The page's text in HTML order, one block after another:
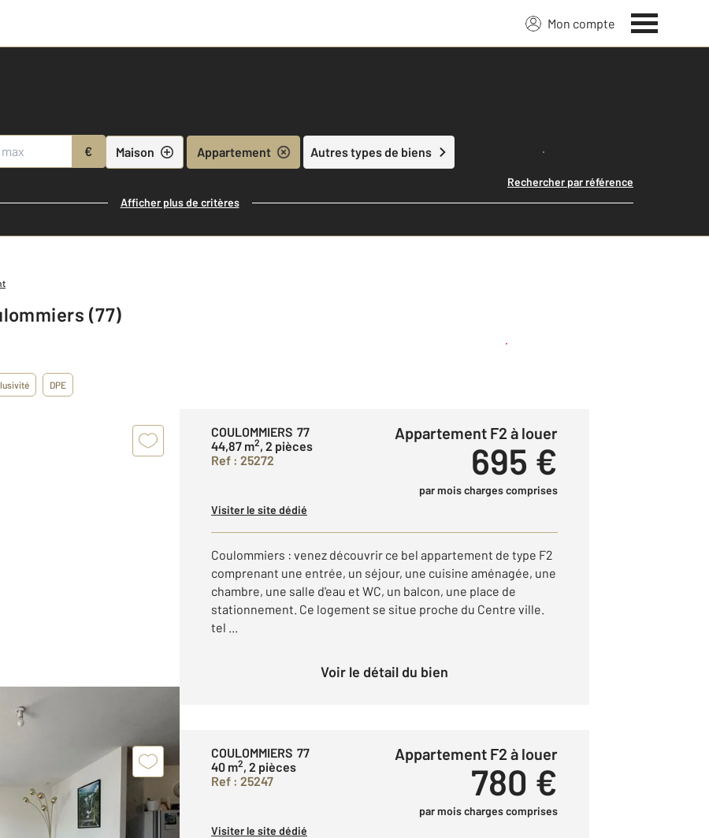
Mon compte
€ Maison Appartement Autres types de biens Lancer ma recherche
Rechercher par référence
Afficher plus de critères
(77)
Créer une alerte
DPE
COULOMMIERS 77
44,87 m2, 2 pièces
Ref : 25272
Appartement F2 à louer
695 €
par mois charges comprises
Visiter le site dédié
Coulommiers : venez découvrir ce bel appartement de type F2
comprenant une entrée, un séjour, une cuisine aménagée, une
chambre, une salle d'eau et WC, un balcon, une place de
stationnement. Ce logement se situe proche du Centre ville.
tel ...
Voir le détail du bien
COULOMMIERS 77
40 m2, 2 pièces
Ref : 25247
Appartement F2 à louer
780 €
par mois charges comprises
Visiter le site dédié